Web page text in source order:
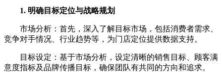
1. 明确目标定位与战略规划
市场分析：首先，深入了解目标市场，包括消费者需求、
竞争对手情况、行业趋势等，为门店定位提供数据支持。
目标设定：基于市场分析，设定清晰的销售目标、顾客满
意度指标及品牌传播目标，确保团队有共同的方向和追求。